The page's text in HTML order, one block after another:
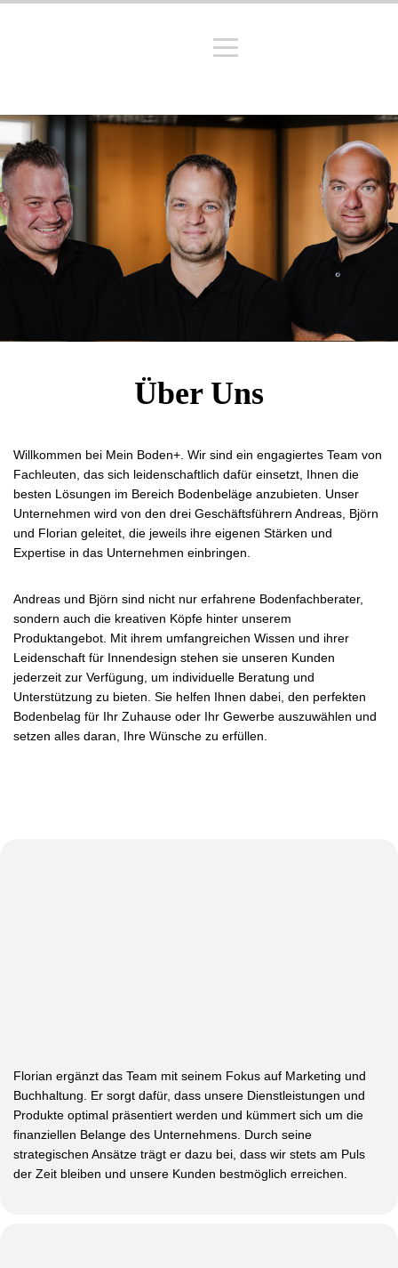
Über Uns
Willkommen bei Mein Boden+. Wir sind ein engagiertes Team von
Fachleuten, das sich leidenschaftlich dafür einsetzt, Ihnen die
besten Lösungen im Bereich Bodenbeläge anzubieten. Unser
Unternehmen wird von den drei Geschäftsführern Andreas, Björn
und Florian geleitet, die jeweils ihre eigenen Stärken und
Expertise in das Unternehmen einbringen.
Andreas und Björn sind nicht nur erfahrene Bodenfachberater,
sondern auch die kreativen Köpfe hinter unserem
Produktangebot. Mit ihrem umfangreichen Wissen und ihrer
Leidenschaft für Innendesign stehen sie unseren Kunden
jederzeit zur Verfügung, um individuelle Beratung und
Unterstützung zu bieten. Sie helfen Ihnen dabei, den perfekten
Bodenbelag für Ihr Zuhause oder Ihr Gewerbe auszuwählen und
setzen alles daran, Ihre Wünsche zu erfüllen.
Florian ergänzt das Team mit seinem Fokus auf Marketing und
Buchhaltung. Er sorgt dafür, dass unsere Dienstleistungen und
Produkte optimal präsentiert werden und kümmert sich um die
finanziellen Belange des Unternehmens. Durch seine
strategischen Ansätze trägt er dazu bei, dass wir stets am Puls
der Zeit bleiben und unsere Kunden bestmöglich erreichen.